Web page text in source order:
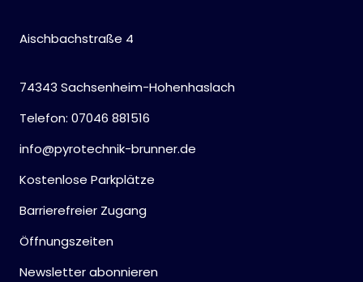
Aischbachstraße 4
74343 Sachsenheim-Hohenhaslach
Telefon: 07046 881516
info@pyrotechnik-brunner.de
Kostenlose Parkplätze
Barrierefreier Zugang
Öffnungszeiten
Newsletter abonnieren